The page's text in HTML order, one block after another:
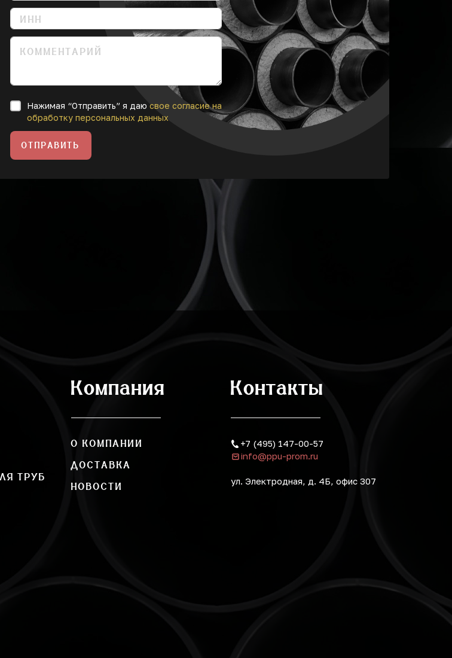
Нажимая “Отправить” я даю свое согласие на
обработку персональных данных
ОТПРАВИТЬ
ТРУБ
Компания
О КОМПАНИИ
ДОСТАВКА
НОВОСТИ
Контакты
+7 (495) 147-00-57
info@ppu-prom.ru
ул. Электродная, д. 4Б, офис 307